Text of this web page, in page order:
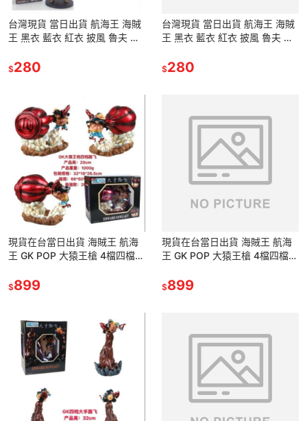
台灣現貨 當日出貨 航海王 海賊
王 黑衣 藍衣 紅衣 披風 魯夫 路
$280
台灣現貨 當日出貨 航海王 海賊
王 黑衣 藍衣 紅衣 披風 魯夫 路
$280
現貨在台當日出貨 海賊王 航海
王 GK POP 大猿王槍 4檔四檔
公仔 景品 雕像
$899
現貨在台當日出貨 海賊王 航海
王 GK POP 大猿王槍 4檔四檔
公仔 景品 雕像
$899